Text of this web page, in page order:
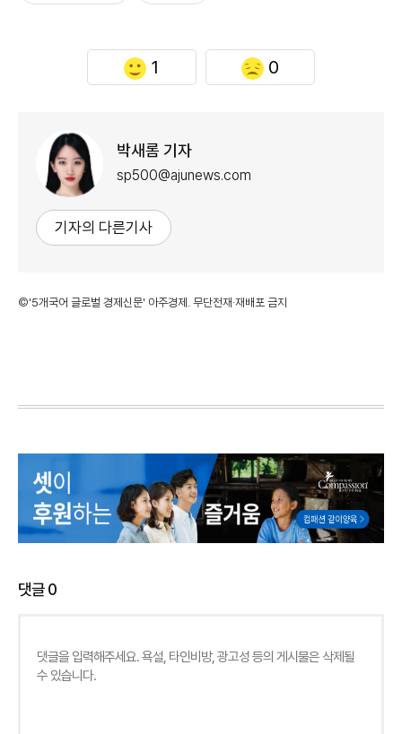
1 0
박새롬 기자
sp500@ajunews.com
기자의 다른기사
©'5개국어 글로벌 경제신문' 아주경제. 무단전재·재배포 금지
댓글0